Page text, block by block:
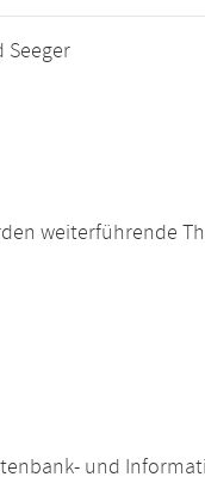
Seeger
weiterführende
und